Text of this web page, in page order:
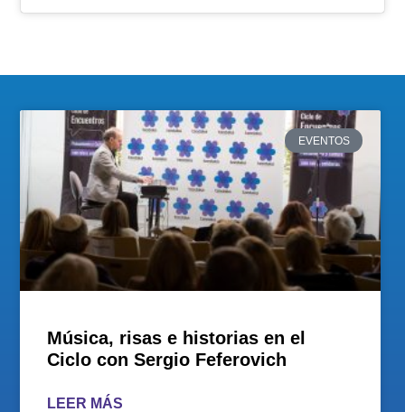
EVENTOS
Música, risas e historias en el
Ciclo con Sergio Feferovich
LEER MÁS